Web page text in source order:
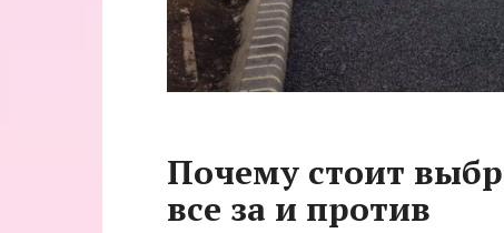
Почему стоит
все за и против